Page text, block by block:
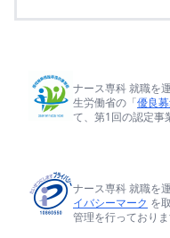
ナース専科 就職を
生労働省の「優良
て、第1回の認定事
ナース専科 就職を
イバシーマーク を
管理を行っておりま